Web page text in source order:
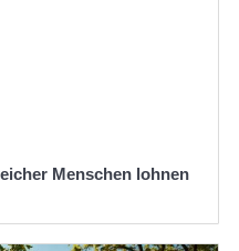
Menschen lohnen